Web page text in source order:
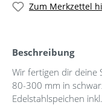
Zum Merkzettel
Beschreibung
Wir fertigen dir deine
80-300 mm in
Edelstahlspeichen